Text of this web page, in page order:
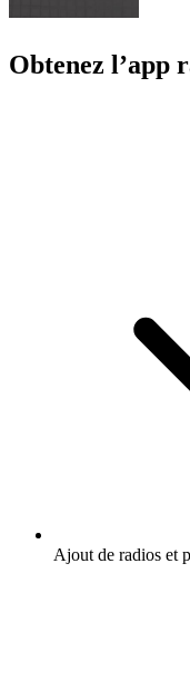
Obtenez
Ajout de radios et